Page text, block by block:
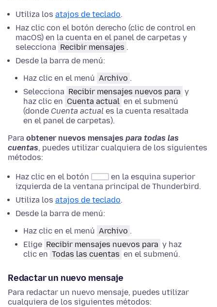
Utiliza los atajos de teclado.
Haz clic con el botón derecho (clic de control en
macOS) en la cuenta en el panel de carpetas y
selecciona Recibir mensajes .
Desde la barra de menú:
Haz clic en el menú Archivo .
Selecciona Recibir mensajes nuevos para y
haz clic en Cuenta actual en el submenú
(donde Cuenta actual es la cuenta resaltada
en el panel de carpetas).
Para obtener nuevos mensajes para todas las
cuentas, puedes utilizar cualquiera de los siguientes
métodos:
Haz clic en el botón
en la esquina superior
izquierda de la ventana principal de Thunderbird.
Utiliza los atajos de teclado.
Desde la barra de menú:
Haz clic en el menú Archivo .
Elige Recibir mensajes nuevos para y haz
clic en Todas las cuentas en el submenú.
Redactar un nuevo mensaje
Para redactar un nuevo mensaje, puedes utilizar
cualquiera de los siguientes métodos: